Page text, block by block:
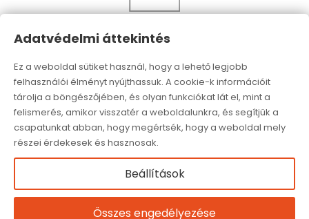
MINDEN JOG FENNTARTVA. ADATKEZELÉSI
Adatvédelmi áttekintés
Ez a weboldal sütiket használ, hogy a lehető legjobb
felhasználói élményt nyújthassuk. A cookie-k információit
tárolja a böngészőjében, és olyan funkciókat lát el, mint a
felismerés, amikor visszatér a weboldalunkra, és segítjük a
csapatunkat abban, hogy megértsék, hogy a weboldal mely
részei érdekesek és hasznosak.
Beállítások
Összes engedélyezése